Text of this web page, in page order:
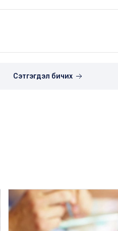
Сэтгэгдэл бичих